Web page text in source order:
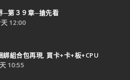
─第３９章─搶先看
12:00
綁組合包再現, 買卡+卡+板+CPU
10:55